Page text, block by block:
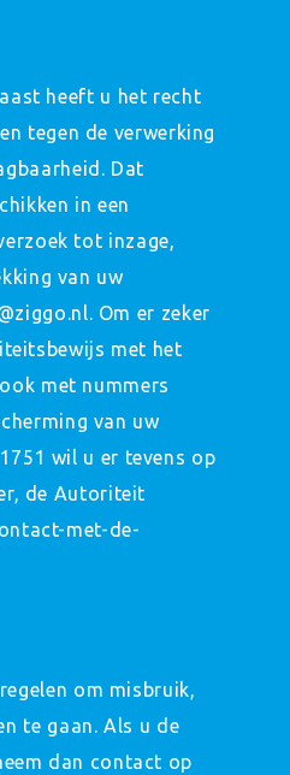
heeft u het recht
tegen de verwerking
Dat
in een
tot inzage,
van uw
Om er zeker
met het
met nummers
van uw
wil u er tevens op
de Autoriteit
met-de-
om misbruik,
te gaan. Als u de
dan contact op